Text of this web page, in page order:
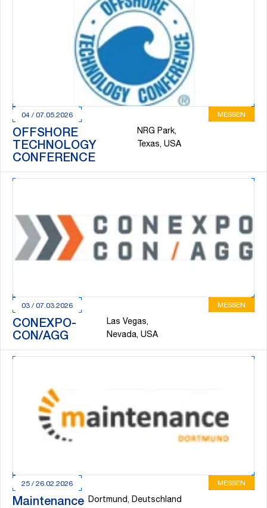
04 / 07.05.2026
OFFSHORE
TECHNOLOGY
CONFERENCE
NRG Park,
Texas, USA
MESSEN
03 / 07.03.2026
CONEXPO-
CON/AGG
Las Vegas,
Nevada, USA
MESSEN
25 / 26.02.2026
Maintenance Dortmund, Deutschland
MESSEN